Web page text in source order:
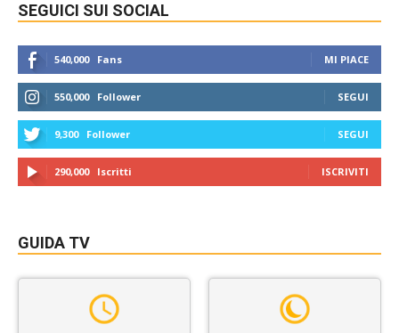
SEGUICI SUI SOCIAL
540,000 Fans MI PIACE
550,000 Follower SEGUI
9,300 Follower SEGUI
290,000 Iscritti ISCRIVITI
GUIDA TV